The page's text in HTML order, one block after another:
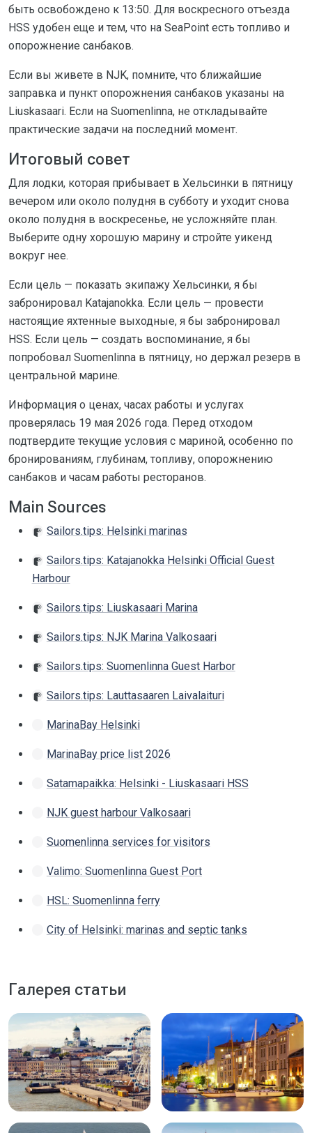
быть освобождено к 13:50. Для воскресного отъезда
HSS удобен еще и тем, что на SeaPoint есть топливо и
опорожнение санбаков.
Если вы живете в NJK, помните, что ближайшие
заправка и пункт опорожнения санбаков указаны на
Liuskasaari. Если на Suomenlinna, не откладывайте
практические задачи на последний момент.
Итоговый совет
Для лодки, которая прибывает в Хельсинки в пятницу
вечером или около полудня в субботу и уходит снова
около полудня в воскресенье, не усложняйте план.
Выберите одну хорошую марину и стройте уикенд
вокруг нее.
Если цель — показать экипажу Хельсинки, я бы
забронировал Katajanokka. Если цель — провести
настоящие яхтенные выходные, я бы забронировал
HSS. Если цель — создать воспоминание, я бы
попробовал Suomenlinna в пятницу, но держал резерв в
центральной марине.
Информация о ценах, часах работы и услугах
проверялась 19 мая 2026 года. Перед отходом
подтвердите текущие условия с мариной, особенно по
бронированиям, глубинам, топливу, опорожнению
санбаков и часам работы ресторанов.
Main Sources
Sailors.tips: Helsinki marinas
Sailors.tips: Katajanokka Helsinki Official Guest
Harbour
Sailors.tips: Liuskasaari Marina
Sailors.tips: NJK Marina Valkosaari
Sailors.tips: Suomenlinna Guest Harbor
Sailors.tips: Lauttasaaren Laivalaituri
MarinaBay Helsinki
MarinaBay price list 2026
Satamapaikka: Helsinki - Liuskasaari HSS
NJK guest harbour Valkosaari
Suomenlinna services for visitors
Valimo: Suomenlinna Guest Port
HSL: Suomenlinna ferry
City of Helsinki: marinas and septic tanks
Галерея статьи